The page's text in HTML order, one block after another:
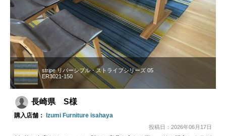
stripe リバーシブル・ストライプシリーズ 05
ER3021-150
長崎県 S様
購入店舗： Izumi Furniture isahaya
投稿日：2026年06月17日